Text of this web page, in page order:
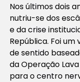
Nos últimos dois
nutriu-se dos
e da crise
República. Foi
de sentido
da Operação
para o centro